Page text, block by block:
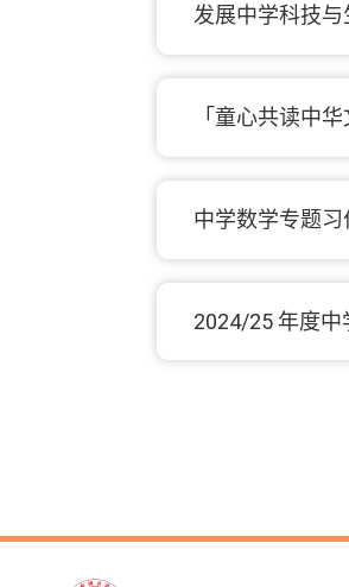
发展中学科技
「童心共读中
中学数学专题习
2024/25 年度